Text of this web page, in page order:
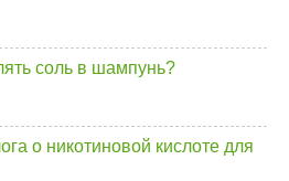
соль в шампунь?
о никотиновой кислоте для